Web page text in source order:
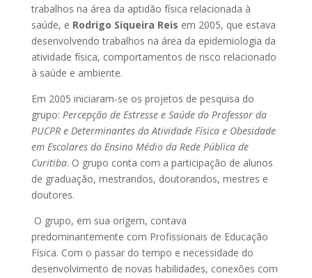
trabalhos na área da aptidão física relacionada à
saúde, e Rodrigo Siqueira Reis em 2005, que estava
desenvolvendo trabalhos na área da epidemiologia da
atividade física, comportamentos de risco relacionado
à saúde e ambiente.
Em 2005 iniciaram-se os projetos de pesquisa do
grupo: Percepção de Estresse e Saúde do Professor da
PUCPR e Determinantes da Atividade Física e Obesidade
em Escolares do Ensino Médio da Rede Pública de
Curitiba. O grupo conta com a participação de alunos
de graduação, mestrandos, doutorandos, mestres e
doutores.
O grupo, em sua origem, contava
predominantemente com Profissionais de Educação
Física. Com o passar do tempo e necessidade do
desenvolvimento de novas habilidades, conexões com